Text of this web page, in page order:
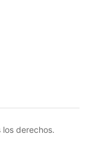
derechos.